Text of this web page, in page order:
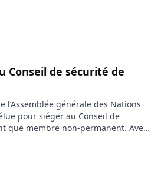
Conseil de sécurité de
l’Assemblée générale des Nations
pour siéger au Conseil de
que membre non-permanent. Avec
la Grèce, le Pakistan et le